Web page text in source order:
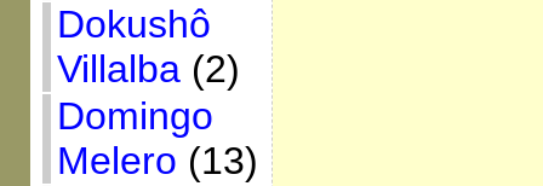
Dokushô
Villalba(2)
Domingo
Melero (13)